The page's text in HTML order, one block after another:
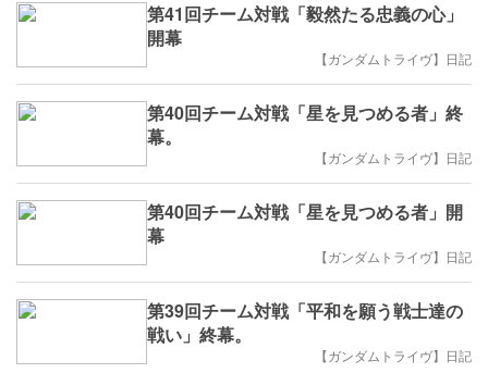
第41回チーム対戦「毅然たる忠義の心」
開幕
【ガンダムトライヴ】日記
第40回チーム対戦「星を見つめる者」終
幕。
【ガンダムトライヴ】日記
第40回チーム対戦「星を見つめる者」開
幕
【ガンダムトライヴ】日記
第39回チーム対戦「平和を願う戦士達の
戦い」終幕。
【ガンダムトライヴ】日記